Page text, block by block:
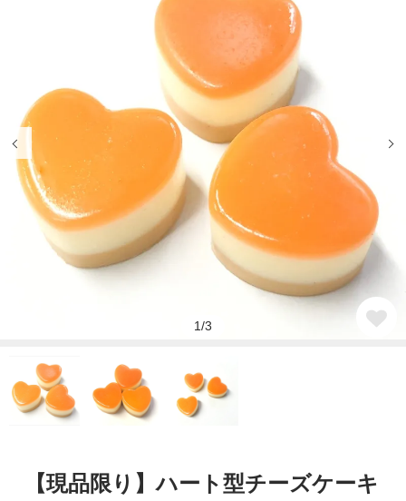
1/3
【現品限り】ハート型チーズケーキ